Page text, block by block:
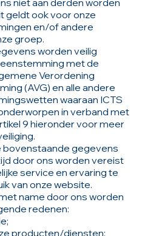
niet aan derden worden
geldt ook voor onze
en/of andere
groep.
worden veilig
met de
Verordening
(AVG) en alle andere
waaraan ICTS
in verband met
9 hieronder voor meer
bovenstaande gegevens
door ons worden vereist
service en ervaring te
van onze website.
name door ons worden
redenen:
producten/diensten;